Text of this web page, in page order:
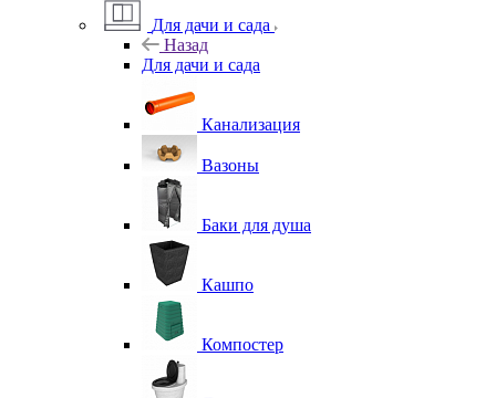
Для дачи и сада
Назад
Для дачи и сада
Канализация
Вазоны
Баки для душа
Кашпо
Компостер